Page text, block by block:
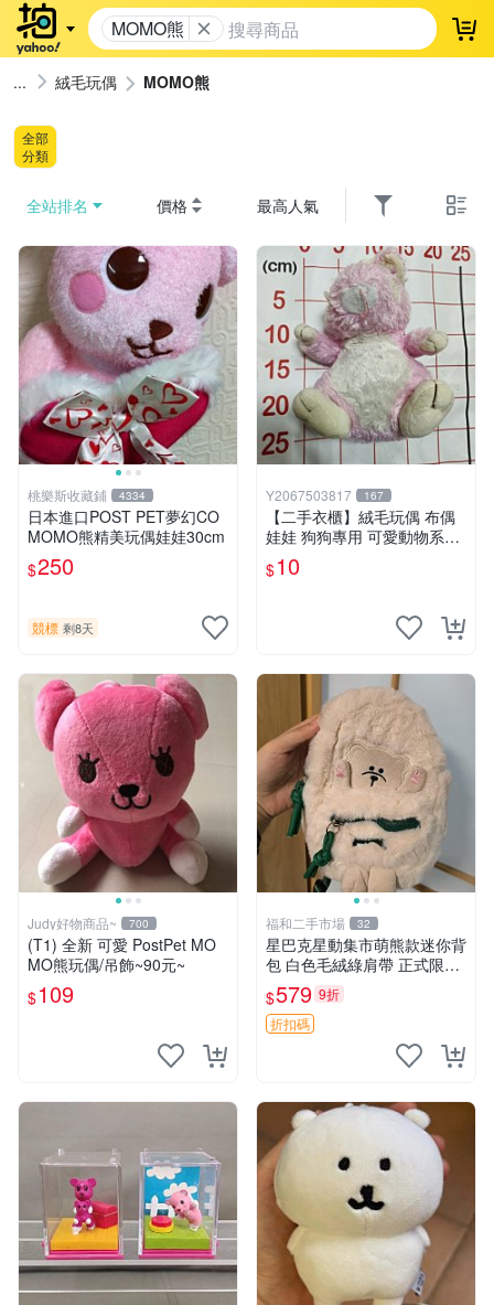
MOMO熊 登
絨毛玩偶 MOMO熊
全部
分類
全站排名 價格 最高人氣
桃樂斯收藏鋪 4334
日本進口POST PET夢幻CO
MOMO熊精美玩偶娃娃30cm
$250
競標 剩8天
Y2067503817 167
【二手衣櫃】絨毛玩偶 布偶
娃娃 狗狗專用 可愛動物系列
耐咬耐磨玩具 玩偶 粉紅熊寵
物玩具 1120929
$10
Judy好物商品~ 700
(T1) 全新 可愛 PostPet MO
MO熊玩偶/吊飾~90元~
$109
福和二手市場 32
星巴克星動集市萌熊款迷你背
包 白色毛絨綠肩帶 正式限量
版 新品 上市未拆封 尺寸約20
公分 超適合收藏 迷你背包 毛
絨玩具 背包配件
$579 9折
折扣碼